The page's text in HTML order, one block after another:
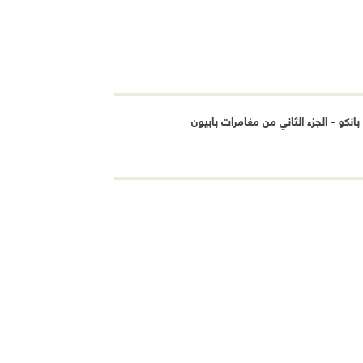
- الجزء الثاني من مغامرات بابيون